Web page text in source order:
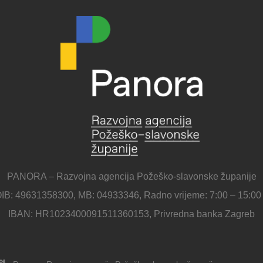
PANORA – Razvojna agencija Požeško-slavonske županije
49631358300, MB: 04933346, Radno vrijeme: 7:00 – 15:00
IBAN: HR1023400091511360153, Privredna banka Zagreb